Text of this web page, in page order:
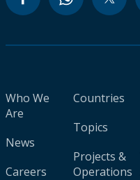
Who We
Are
News
Careers
Countries
Topics
Projects &
Operations